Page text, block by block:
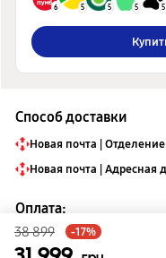
6 5 5 5 5
Способ доставки
Новая почта |
Новая почта | Адресная
Оплата:
Наличными
Картой онлайн
38 899 -17%